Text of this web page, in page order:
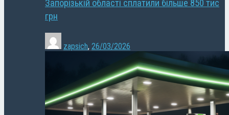
Запорізькій області сплатили більше 850 тис
грн
zapsich, 26/03/2026